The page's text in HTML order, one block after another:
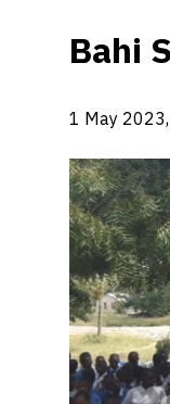
Bahi
1 May